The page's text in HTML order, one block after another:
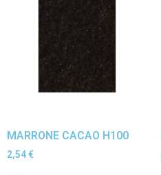
MARRONE CACAO H100
2,54 €